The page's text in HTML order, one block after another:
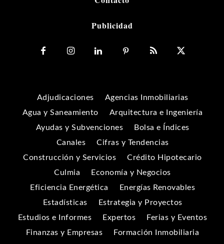
Publicidad
Adjudicaciones
Agencias Inmobiliarias
Agua y Saneamiento
Arquitectura e Ingeniería
Ayudas y Subvenciones
Bolsa e Índices
Canales
Cifras y Tendencias
Construcción y Servicios
Crédito Hipotecario
Culmia
Economía y Negocios
Eficiencia Energética
Energías Renovables
Estadísticas
Estrategia y Proyectos
Estudios e Informes
Expertos
Ferias y Eventos
Finanzas y Empresas
Formación Inmobiliaria